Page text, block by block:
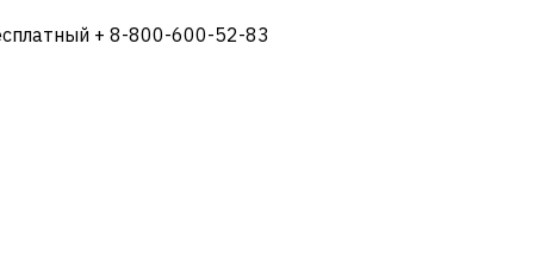
+ 8-800-600-52-83